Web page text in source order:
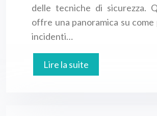
delle tecniche di sicurezza.
offre una panoramica su
incidenti…
Lire la suite